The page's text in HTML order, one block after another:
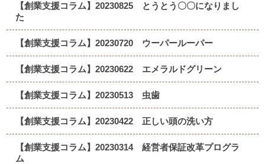
【創業支援コラム】20230825 とうとう〇〇になりまし
た
【創業支援コラム】20230720 ウーパールーパー
【創業支援コラム】20230622 エメラルドグリーン
【創業支援コラム】20230513 虫歯
【創業支援コラム】20230422 正しい頭の洗い方
【創業支援コラム】20230314 経営者保証改革プログラ
ム